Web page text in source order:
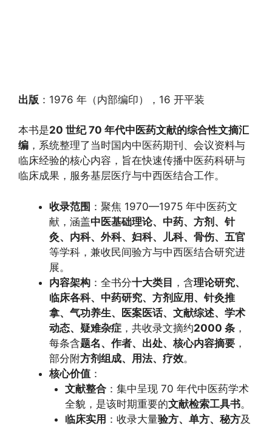
出版 ：1976 年（内部编印），16 开平装
本书是20 世纪 70 年代中医药文献的综合性文摘汇
编 ，系统整理了当时国内中医药期刊、会议资料与
临床经验的核心内容，旨在快速传播中医药科研与
临床成果，服务基层医疗与中西医结合工作。
收录范围 ：聚焦 1970—1975 年中医药文
献，涵盖中医基础理论、中药、方剂、针
灸、内科、外科、妇科、儿科、骨伤、五官
等学科，兼收民间验方与中西医结合研究进
展。
内容架构 ：全书分十大类目 ，含理论研究、
临床各科、中药研究、方剂应用、针灸推
拿、气功养生、医案医话、文献综述、学术
动态、疑难杂症 ，共收录文摘约2000 条 ，
每条含题名、作者、出处、核心内容摘要 ，
部分附方剂组成、用法、疗效。
核心价值 ：
文献整合：集中呈现 70 年代中医药学术
全貌，是该时期重要的文献检索工具书。
临床实用 ：收录大量验方、单方、秘方及